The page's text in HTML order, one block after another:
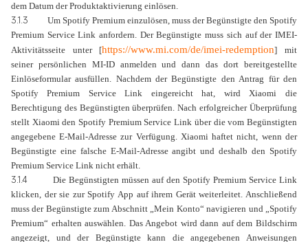
dem Datum der Produktaktivierung einlösen.
3.1.3
Um Spotify Premium einzulösen, muss der Begünstigte den Spotify
Premium Service Link anfordern. Der Begünstigte muss sich auf der IMEI-
Aktivitätsseite unter [https://www.mi.com/de/imei-redemption] mit
seiner persönlichen MI-ID anmelden und dann das dort bereitgestellte
Einlöseformular ausfüllen. Nachdem der Begünstigte den Antrag für den
Spotify Premium Service Link eingereicht hat, wird Xiaomi die
Berechtigung des Begünstigten überprüfen. Nach erfolgreicher Überprüfung
stellt Xiaomi den Spotify Premium Service Link über die vom Begünstigten
angegebene E-Mail-Adresse zur Verfügung. Xiaomi haftet nicht, wenn der
Begünstigte eine falsche E-Mail-Adresse angibt und deshalb den Spotify
Premium Service Link nicht erhält.
3.1.4
Die Begünstigten müssen auf den Spotify Premium Service Link
klicken, der sie zur Spotify App auf ihrem Gerät weiterleitet. Anschließend
muss der Begünstigte zum Abschnitt „Mein Konto“ navigieren und „Spotify
Premium“ erhalten auswählen. Das Angebot wird dann auf dem Bildschirm
angezeigt, und der Begünstigte kann die angegebenen Anweisungen